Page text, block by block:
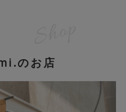
のお店